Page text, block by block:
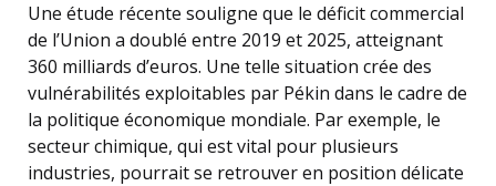
Une étude récente souligne que le déficit commercial
de l’Union a doublé entre 2019 et 2025, atteignant
360 milliards d’euros. Une telle situation crée des
vulnérabilités exploitables par Pékin dans le cadre de
la politique économique mondiale. Par exemple, le
secteur chimique, qui est vital pour plusieurs
industries, pourrait se retrouver en position délicate